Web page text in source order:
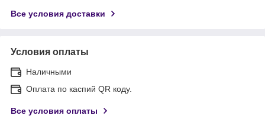
Все условия доставки
Условия оплаты
Наличными
Оплата по каспий QR коду.
Все условия оплаты